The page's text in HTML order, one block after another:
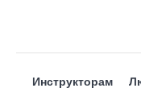
Инструкторам
ФИЛЬТР